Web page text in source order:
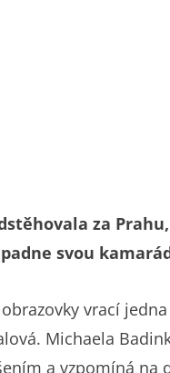
za
svou
vrací
Michaela
a vzpomíná na